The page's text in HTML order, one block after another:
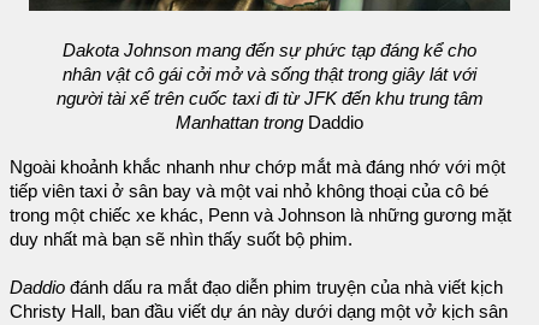
Dakota Johnson mang đến sự phức tạp đáng kể cho
nhân vật cô gái cởi mở và sống thật trong giây lát với
người tài xế trên cuốc taxi đi từ JFK đến khu trung tâm
Manhattan trong Daddio
Ngoài khoảnh khắc nhanh như chớp mắt mà đáng nhớ với một
tiếp viên taxi ở sân bay và một vai nhỏ không thoại của cô bé
trong một chiếc xe khác, Penn và Johnson là những gương mặt
duy nhất mà bạn sẽ nhìn thấy suốt bộ phim.
Daddio đánh dấu ra mắt đạo diễn phim truyện của nhà viết kịch
Christy Hall, ban đầu viết dự án này dưới dạng một vở kịch sân